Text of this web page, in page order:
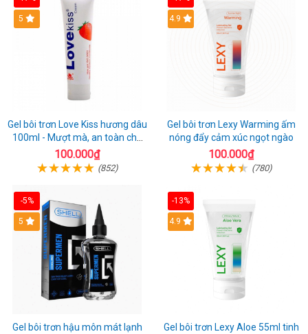
Hot
5
Gel bôi trơn Love Kiss hương dâu
100ml - Mượt mà, an toàn cho
da nhạy cảm
100.000₫
(852)
Hot
4.9
Gel bôi trơn Lexy Warming ấm
nóng đẩy cảm xúc ngọt ngào
100.000₫
(780)
-5%
Hot
5
Gel bôi trơn hậu môn mát lạnh
-13%
Hot
4.9
Gel bôi trơn Lexy Aloe 55ml tinh